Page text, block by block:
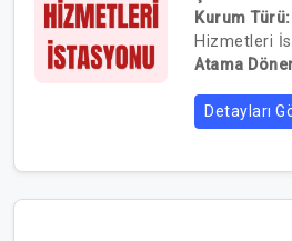
Kurum Türü:
Hizmetleri
Atama
Detayları